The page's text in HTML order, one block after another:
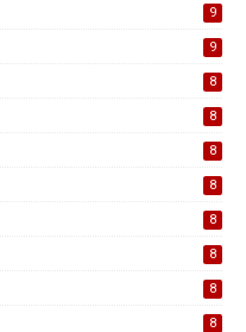
9
9
8
8
8
8
8
8
8
8